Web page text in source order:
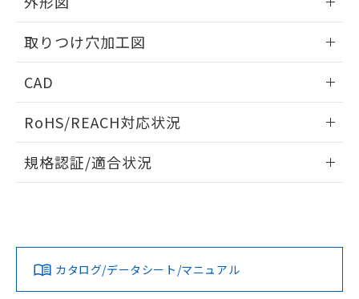
取りつけ穴加工図
CAD
ドすることができます。
ログイン/会員登録
ダウンロードデータをご利用いただく前に、以下を必ずお読
みください。
ソフトウェアの使用条件
RoHS/REACH対応状況
EU RoHS 注意事項・凡例
対応済み
規格認証/適合状況
カタログ/データシート/マニュアル
の共同利用に関して"
用者の範囲」に記載されている法人を
EU RoHS指令（10物質）の非含有証明書
51物質の非含有証明書（当社基準）
※本証明書は発行日時点で非含有を証明す
物質の対応では、対応完了までの期間は出
荷製品に未対応品が混在することから備考
欄に対応日を記載しておりました。
既に当社にて対応品への在庫切替を完了